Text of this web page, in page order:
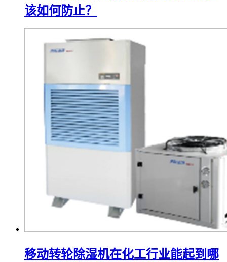
该如何防止？
移动转轮除湿机在化工行业能起到哪